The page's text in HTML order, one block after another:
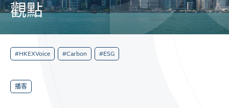
觀點
#HKEXVoice #Carbon #ESG
播客